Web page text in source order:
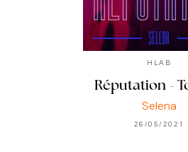
HLAB
Réputation -
Selena
26/05/2021